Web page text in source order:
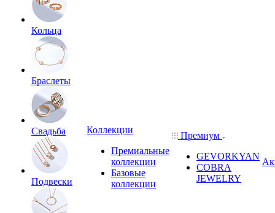
Кольца
Браслеты
Свадьба
Подвески
Коллекции
Премиальные
коллекции
Базовые
коллекции
Премиум
GEVORKYAN
COBRA
JEWELRY